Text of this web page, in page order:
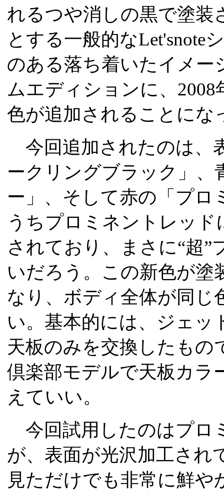
れるつや消しの黒で塗装
とする一般的なLet'snote
のある落ち着いたイメー
ムエディションに、
色が追加されることにな
今回追加されたのは、
ークリングブラック」
ー」、そして赤の「プロ
うちプロミネントレッ
されており、まさに“超
いだろう。この新色が塗
なり、ボディ全体が同じ
い。基本的には、ジェ
天板のみを交換したもの
倶楽部モデルで天板カラ
えていい。
今回試用したのはプロ
が、表面が光沢加工され
見ただけでも非常に鮮